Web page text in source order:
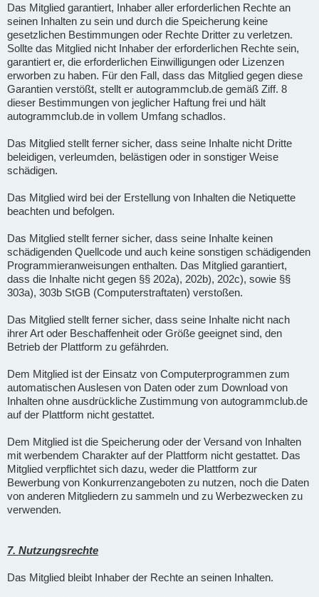
Das Mitglied garantiert, Inhaber aller erforderlichen Rechte an
seinen Inhalten zu sein und durch die Speicherung keine
gesetzlichen Bestimmungen oder Rechte Dritter zu verletzen.
Sollte das Mitglied nicht Inhaber der erforderlichen Rechte sein,
garantiert er, die erforderlichen Einwilligungen oder Lizenzen
erworben zu haben. Für den Fall, dass das Mitglied gegen diese
Garantien verstößt, stellt er autogrammclub.de gemäß Ziff. 8
dieser Bestimmungen von jeglicher Haftung frei und hält
autogrammclub.de in vollem Umfang schadlos.
Das Mitglied stellt ferner sicher, dass seine Inhalte nicht Dritte
beleidigen, verleumden, belästigen oder in sonstiger Weise
schädigen.
Das Mitglied wird bei der Erstellung von Inhalten die Netiquette
beachten und befolgen.
Das Mitglied stellt ferner sicher, dass seine Inhalte keinen
schädigenden Quellcode und auch keine sonstigen schädigenden
Programmieranweisungen enthalten. Das Mitglied garantiert,
dass die Inhalte nicht gegen §§ 202a), 202b), 202c), sowie §§
303a), 303b StGB (Computerstraftaten) verstoßen.
Das Mitglied stellt ferner sicher, dass seine Inhalte nicht nach
ihrer Art oder Beschaffenheit oder Größe geeignet sind, den
Betrieb der Plattform zu gefährden.
Dem Mitglied ist der Einsatz von Computerprogrammen zum
automatischen Auslesen von Daten oder zum Download von
Inhalten ohne ausdrückliche Zustimmung von autogrammclub.de
auf der Plattform nicht gestattet.
Dem Mitglied ist die Speicherung oder der Versand von Inhalten
mit werbendem Charakter auf der Plattform nicht gestattet. Das
Mitglied verpflichtet sich dazu, weder die Plattform zur
Bewerbung von Konkurrenzangeboten zu nutzen, noch die Daten
von anderen Mitgliedern zu sammeln und zu Werbezwecken zu
verwenden.
7. Nutzungsrechte
Das Mitglied bleibt Inhaber der Rechte an seinen Inhalten.